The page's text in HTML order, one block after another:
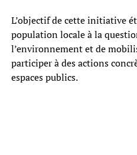
L’objectif de cette initiative
population locale à la
l’environnement et de
participer à des actions
espaces publics.